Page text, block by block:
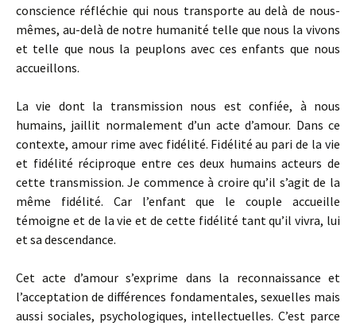
conscience réfléchie qui nous transporte au delà de nous-
mêmes, au-delà de notre humanité telle que nous la vivons
et telle que nous la peuplons avec ces enfants que nous
accueillons.
La vie dont la transmission nous est confiée, à nous
humains, jaillit normalement d’un acte d’amour. Dans ce
contexte, amour rime avec fidélité. Fidélité au pari de la vie
et fidélité réciproque entre ces deux humains acteurs de
cette transmission. Je commence à croire qu’il s’agit de la
même fidélité. Car l’enfant que le couple accueille
témoigne et de la vie et de cette fidélité tant qu’il vivra, lui
et sa descendance.
Cet acte d’amour s’exprime dans la reconnaissance et
l’acceptation de différences fondamentales, sexuelles mais
aussi sociales, psychologiques, intellectuelles. C’est parce